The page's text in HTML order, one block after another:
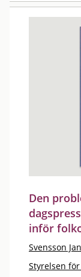
Den
inför
Svensson Jan
Styrelsen för